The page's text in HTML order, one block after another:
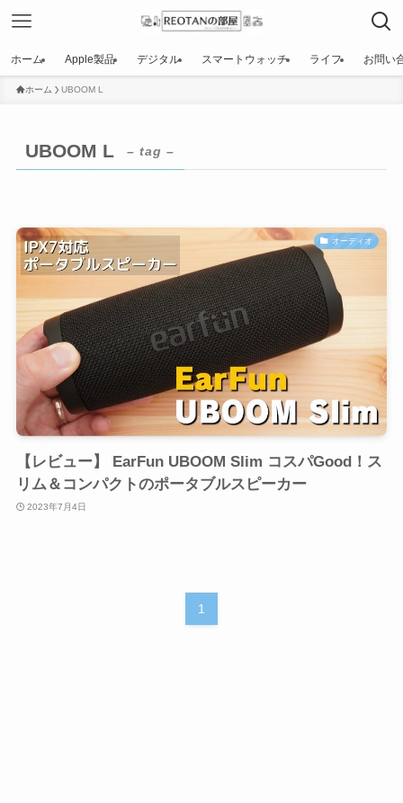
ホーム Apple製品 デジタル スマートウォッチ ライフ お問い
ホーム UBOOM L
UBOOM L – tag –
オーディオ
【レビュー】 EarFun UBOOM Slim コスパGood！ス
リム＆コンパクトのポータブルスピーカー
2023年7月4日
1